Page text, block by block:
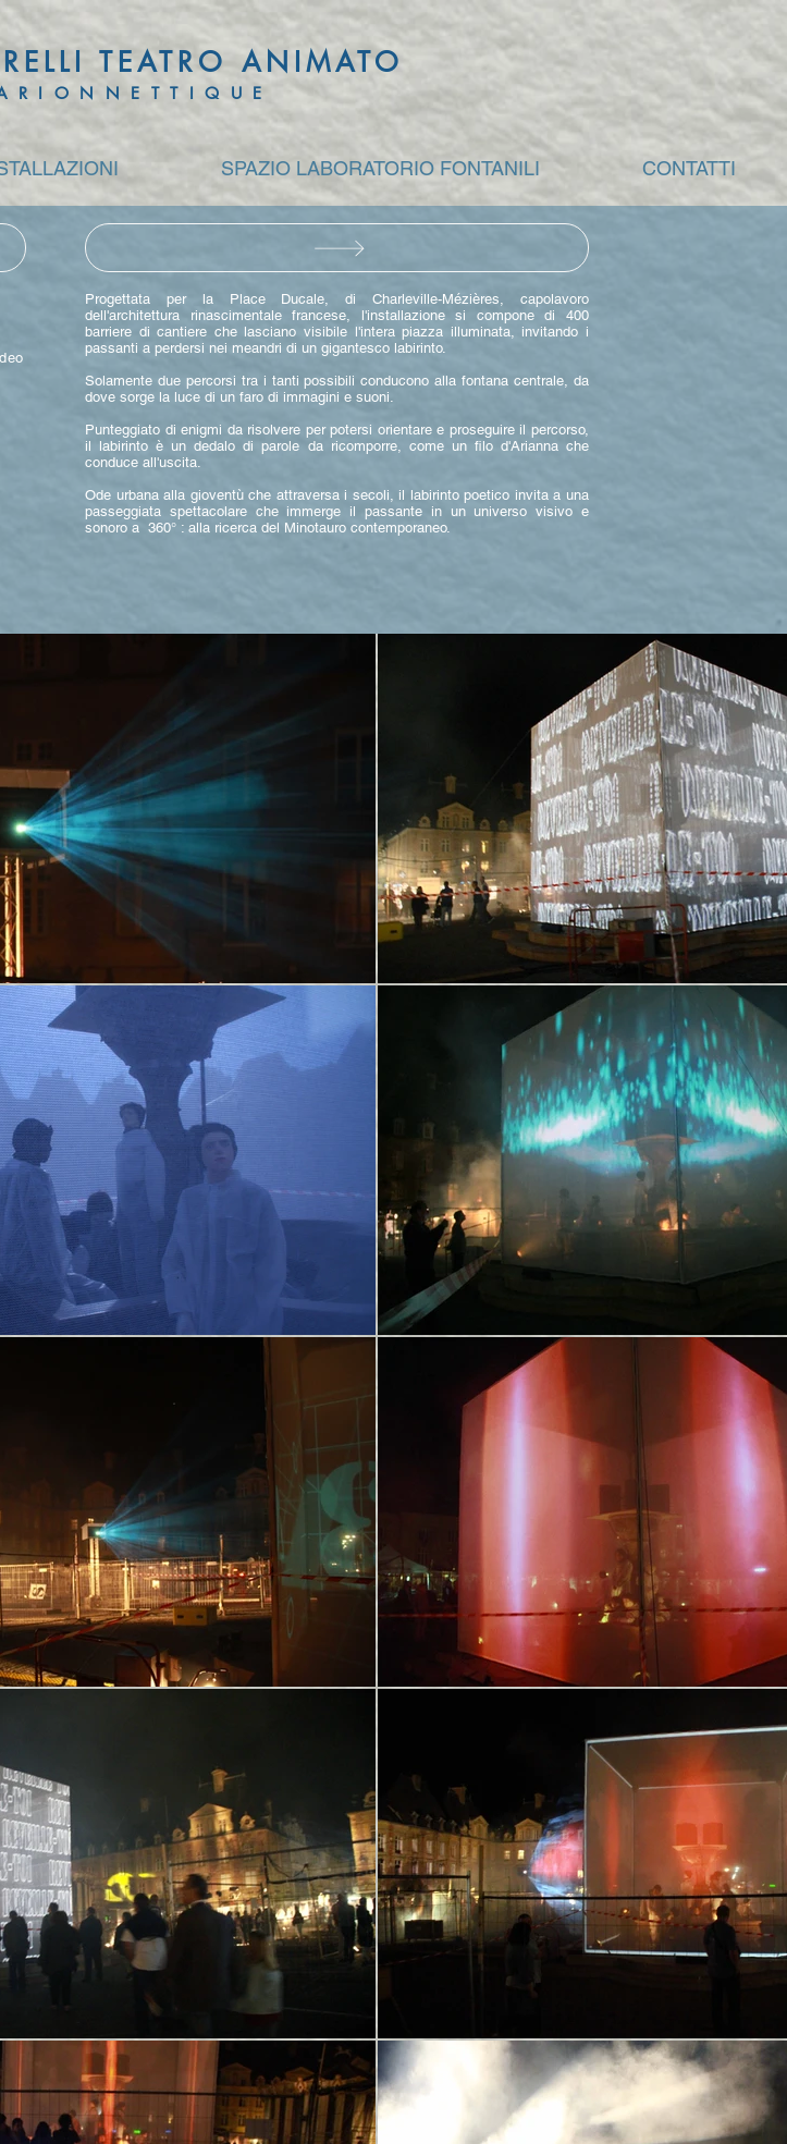
TEATRO ANIMATO
SPAZIO LABORATORIO FONTANILI CONTATTI
Progettata per la Place Ducale, di Charleville-Mézières, capolavoro
dell'architettura rinascimentale francese, l'installazione si compone di 400
barriere di cantiere che lasciano visibile l'intera piazza illuminata, invitando i
passanti a perdersi nei meandri di un gigantesco labirinto.
Solamente due percorsi tra i tanti possibili conducono alla fontana centrale, da
dove sorge la luce di un faro di immagini e suoni.
Punteggiato di enigmi da risolvere per potersi orientare e proseguire il percorso,
il labirinto è un dedalo di parole da ricomporre, come un filo d'Arianna che
conduce all'uscita.
Ode urbana alla gioventù che attraversa i secoli, il labirinto poetico invita a una
passeggiata spettacolare che immerge il passante in un universo visivo e
sonoro a 360° : alla ricerca del Minotauro contemporaneo.